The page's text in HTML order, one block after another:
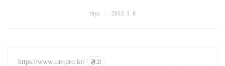
rhys 2013. 1. 8
https://www.car-pro.kr/ 광고